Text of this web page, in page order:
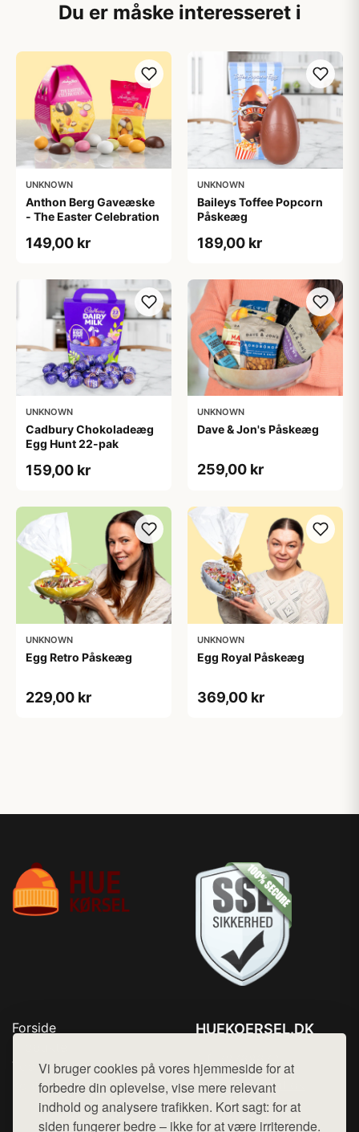
Vi bruger cookies på vores hjemmeside for at
forbedre din oplevelse, vise mere relevant
indhold og analysere trafikken. Kort sagt: for at
siden fungerer bedre – ikke for at være irriterende.
Du er måske interesseret i
UNKNOWN
Anthon Berg Gaveæske
- The Easter Celebration
149,00 kr
UNKNOWN
Baileys Toffee Popcorn
Påskeæg
189,00 kr
UNKNOWN
Cadbury Chokoladeæg
Egg Hunt 22-pak
159,00 kr
UNKNOWN
Dave & Jon's Påskeæg
259,00 kr
UNKNOWN
Egg Retro Påskeæg
229,00 kr
UNKNOWN
Egg Royal Påskeæg
369,00 kr
Forside
Top Rabatter
Kontakt
HUEKOERSEL.DK
Mail: hej@want.dk
Cookie- og privatlivspolitik